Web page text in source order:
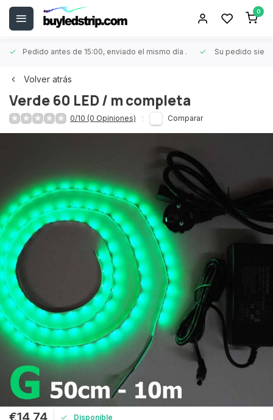
0
Pedido antes de 15:00, enviado el mismo día . Su pedido
Volver atrás
Verde 60 LED / m completa
0/10 (0 Opiniones) Comparar
€14,74 Disponible